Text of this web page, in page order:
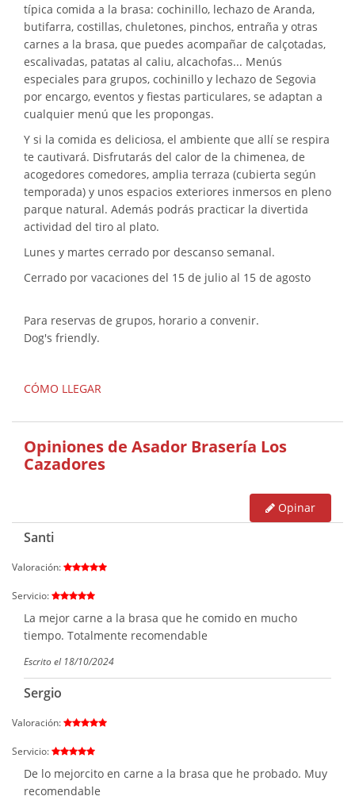
típica comida a la brasa: cochinillo, lechazo de Aranda,
butifarra, costillas, chuletones, pinchos, entraña y otras
carnes a la brasa, que puedes acompañar de calçotadas,
escalivadas, patatas al caliu, alcachofas... Menús
especiales para grupos, cochinillo y lechazo de Segovia
por encargo, eventos y fiestas particulares, se adaptan a
cualquier menú que les propongas.
Y si la comida es deliciosa, el ambiente que allí se respira
te cautivará. Disfrutarás del calor de la chimenea, de
acogedores comedores, amplia terraza (cubierta según
temporada) y unos espacios exteriores inmersos en pleno
parque natural. Además podrás practicar la divertida
actividad del tiro al plato.
Lunes y martes cerrado por descanso semanal.
Cerrado por vacaciones del 15 de julio al 15 de agosto
Para reservas de grupos, horario a convenir.
Dog's friendly.
CÓMO LLEGAR
Opiniones de Asador Brasería Los
Cazadores
Opinar
Santi
Valoración:
Servicio:
La mejor carne a la brasa que he comido en mucho
tiempo. Totalmente recomendable
Escrito el 18/10/2024
Sergio
Valoración:
Servicio:
De lo mejorcito en carne a la brasa que he probado. Muy
recomendable